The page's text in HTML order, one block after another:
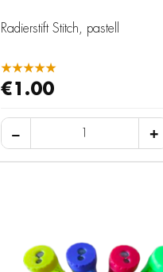
Radierstift Stitch, pastell
★★★★★
€1.00